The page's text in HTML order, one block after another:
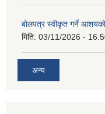
बोलपत्र स्वीकृत गर्ने
मिति: 03/11/2026 -
अन्य